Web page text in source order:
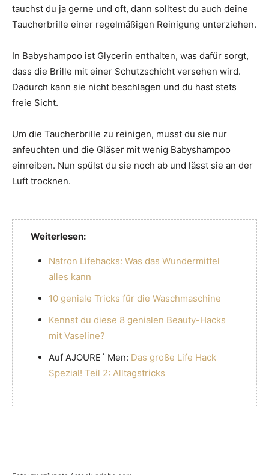
tauchst du ja gerne und oft, dann solltest du auch deine
Taucherbrille einer regelmäßigen Reinigung unterziehen.
In Babyshampoo ist Glycerin enthalten, was dafür sorgt,
dass die Brille mit einer Schutzschicht versehen wird.
Dadurch kann sie nicht beschlagen und du hast stets
freie Sicht.
Um die Taucherbrille zu reinigen, musst du sie nur
anfeuchten und die Gläser mit wenig Babyshampoo
einreiben. Nun spülst du sie noch ab und lässt sie an der
Luft trocknen.
Weiterlesen:
Natron Lifehacks: Was das Wundermittel
alles kann
10 geniale Tricks für die Waschmaschine
Kennst du diese 8 genialen Beauty-Hacks
mit Vaseline?
Auf AJOURE´ Men: Das große Life Hack
Spezial! Teil 2: Alltagstricks